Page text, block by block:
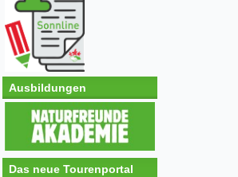
Ausbildungen
Das neue Tourenportal